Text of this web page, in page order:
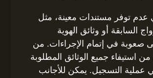
عدم توفر مستندات معينة، مثل
السابقة أو وثائق الهوية
صعوبة في إتمام الإجراءات. من
من استيفاء جميع الوثائق المطلوبة
عملية التسجيل. يمكن للأجانب